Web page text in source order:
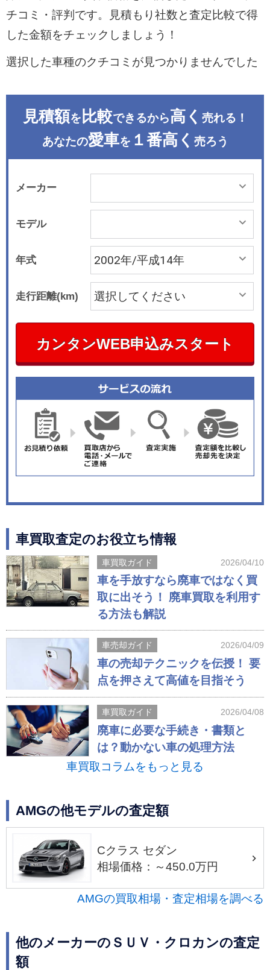
チコミ・評判です。見積もり社数と査定比較で得
した金額をチェックしましょう！
選択した車種のクチコミが見つかりませんでした
見積額を 比較できるから高く 売れる！
あなたの愛車を １番高く 売ろう
メーカー
モデル
年式
走行距離(km)
カンタンWEB申込みスタート
車買取査定のお役立ち情報
車買取ガイド 2026/04/10
車を手放すなら廃車ではなく買
取に出そう！ 廃車買取を利用す
る方法も解説
車売却ガイド 2026/04/09
車の売却テクニックを伝授！ 要
点を押さえて高値を目指そう
車買取ガイド 2026/04/08
廃車に必要な手続き・書類と
は？動かない車の処理方法
車買取コラムをもっと見る
AMGの他モデルの査定額
Cクラス セダン
相場価格：～450.0万円
AMGの買取相場・査定相場を調べる
他のメーカーのＳＵＶ・クロカンの査定
額